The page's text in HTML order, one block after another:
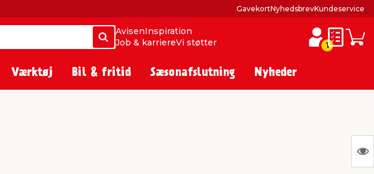
Søg
Søg
AvisenInspiration
Job & karriereVi støtter 1
GavekortNyhedsbrevKundeservice
Værktøj Bil & fritid Sæsonafslutning Nyheder